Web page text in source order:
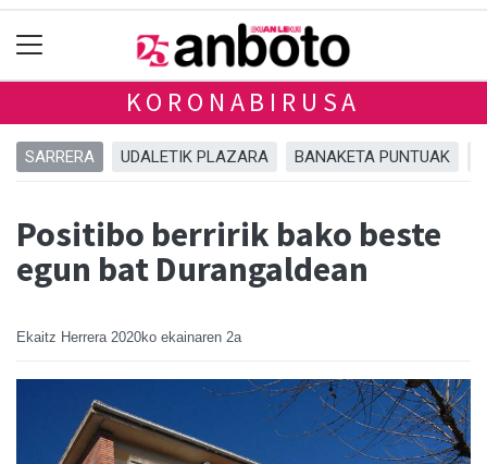
KORONABIRUSA
SARRERA UDALETIK PLAZARA BANAKETA PUNTUAK
Positibo berririk bako beste
egun bat Durangaldean
Ekaitz Herrera 2020ko ekainaren 2a